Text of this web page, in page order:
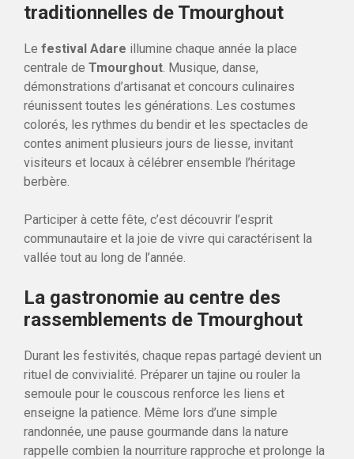
traditionnelles de Tmourghout
Le festival Adare illumine chaque année la place
centrale de Tmourghout. Musique, danse,
démonstrations d’artisanat et concours culinaires
réunissent toutes les générations. Les costumes
colorés, les rythmes du bendir et les spectacles de
contes animent plusieurs jours de liesse, invitant
visiteurs et locaux à célébrer ensemble l’héritage
berbère.
Participer à cette fête, c’est découvrir l’esprit
communautaire et la joie de vivre qui caractérisent la
vallée tout au long de l’année.
La gastronomie au centre des
rassemblements de Tmourghout
Durant les festivités, chaque repas partagé devient un
rituel de convivialité. Préparer un tajine ou rouler la
semoule pour le couscous renforce les liens et
enseigne la patience. Même lors d’une simple
randonnée, une pause gourmande dans la nature
rappelle combien la nourriture rapproche et prolonge la